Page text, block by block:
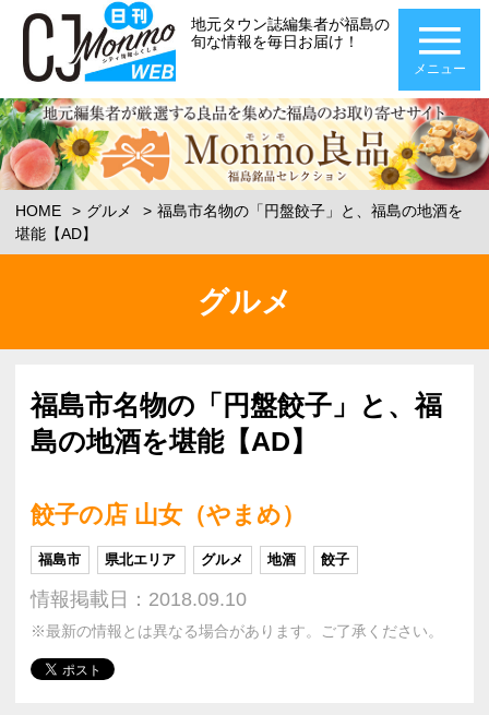
地元タウン誌編集者が福島の
旬な情報を毎日お届け！
メニュー
HOME グルメ
福島市名物の「円盤餃子」と、福島の地酒を
堪能【AD】
グルメ
福島市名物の「円盤餃子」と、福
島の地酒を堪能【AD】
餃子の店 山女（やまめ）
福島市 県北エリア グルメ 地酒 餃子
情報掲載日：2018.09.10
※最新の情報とは異なる場合があります。ご了承ください。